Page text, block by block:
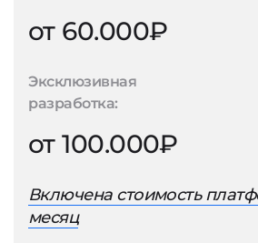
от 60.000₽
Эксклюзивная
разработка:
от 100.000₽
Включена стоимость
месяц